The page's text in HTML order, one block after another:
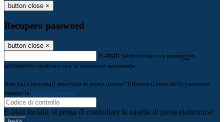
button close ×
Recupero password
button close ×
E-mail Verrà inviato un messaggio
all'indirizzo indicato con le istruzioni necessarie.
Non hai una e-mail associata al nome utente? Effettua il reset della password
tramite la Login Spaggiari
E-mail inviata, si prega di controllare la casella di posta elettronica!